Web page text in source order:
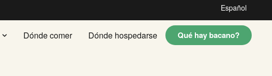
Español
Dónde comer Dónde hospedarse Qué hay bacano?